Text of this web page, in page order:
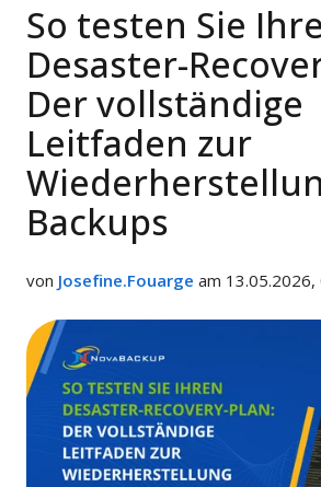
So testen Sie
Desaster-
Der vollständige
Leitfaden zur
Backups
von Josefine.Fouarge am 13.05.2026,